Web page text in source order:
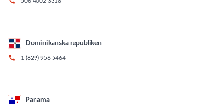
Dominikanska republiken
 +1 (829) 956 5464
Panama